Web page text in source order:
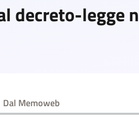
decreto-legge
Dal Memoweb